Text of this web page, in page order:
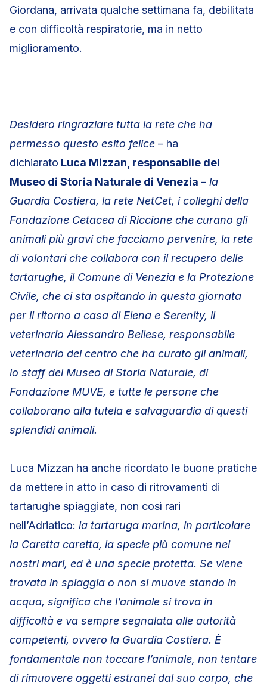
Giordana, arrivata qualche settimana fa, debilitata
e con difficoltà respiratorie, ma in netto
miglioramento.
Desidero ringraziare tutta la rete che ha
permesso questo esito felice – ha
dichiarato Luca Mizzan, responsabile del
Museo di Storia Naturale di Venezia – la
Guardia Costiera, la rete NetCet, i colleghi della
Fondazione Cetacea di Riccione che curano gli
animali più gravi che facciamo pervenire, la rete
di volontari che collabora con il recupero delle
tartarughe, il Comune di Venezia e la Protezione
Civile, che ci sta ospitando in questa giornata
per il ritorno a casa di Elena e Serenity, il
veterinario Alessandro Bellese, responsabile
veterinario del centro che ha curato gli animali,
lo staff del Museo di Storia Naturale, di
Fondazione MUVE, e tutte le persone che
collaborano alla tutela e salvaguardia di questi
splendidi animali.
Luca Mizzan ha anche ricordato le buone pratiche
da mettere in atto in caso di ritrovamenti di
tartarughe spiaggiate, non così rari
nell’Adriatico: la tartaruga marina, in particolare
la Caretta caretta, la specie più comune nei
nostri mari, ed è una specie protetta. Se viene
trovata in spiaggia o non si muove stando in
acqua, significa che l’animale si trova in
difficoltà e va sempre segnalata alle autorità
competenti, ovvero la Guardia Costiera. È
fondamentale non toccare l’animale, non tentare
di rimuovere oggetti estranei dal suo corpo, che